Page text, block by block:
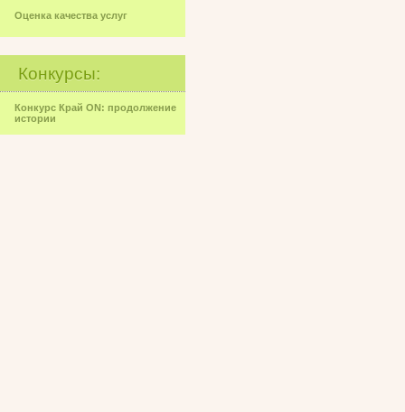
Оценка качества услуг
Конкурсы:
Конкурс Край ON: продолжение
истории